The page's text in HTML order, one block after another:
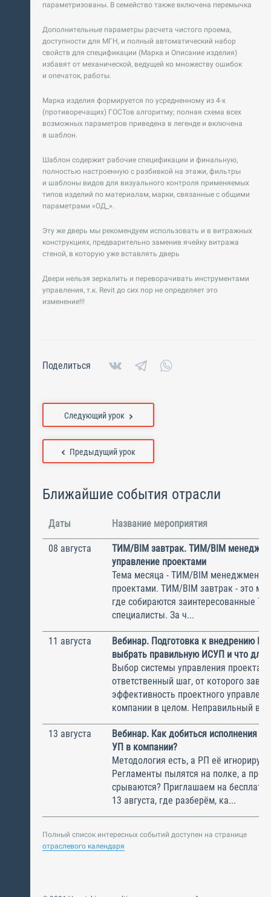
параметризованы. В семейство также включена перемычка
Дополнительные параметры расчета чистого проема,
доступности для МГН, и полный автоматический набор
свойств для спецификации (Марка и Описание изделия)
избавят от механической, ведущей ко множеству ошибок
и опечаток, работы.
Марка изделия формируется по усредненному из 4-х
(противоречащих) ГОСТов алгоритму; полная схема всех
возможных параметров приведена в легенде и включена
в шаблон.
Шаблон содержит рабочие спецификации и финальную,
полностью настроенную с разбивкой на этажи, фильтры
и шаблоны видов для визуального контроля применяемых
типов изделий по материалам, марки, связанные с общими
параметрами «ОД_».
Эту же дверь мы рекомендуем использовать и в витражных
конструкциях, предварительно заменив ячейку витража
стеной, в которую уже вставлять дверь
Двери нельзя зеркалить и переворачивать инструментами
управления, т.к. Revit до сих пор не определяет это
изменение!!!
Поделиться
Предыдущий урок
Следующий урок
Ближайшие события отрасли
Даты Название мероприятия
08 августа
ТИМ/BIM завтрак. ТИМ/BIM
управление проектами
Тема месяца - ТИМ/BIM менеджмент и
проектами. ТИМ/BIM завтрак - это
где собираются заинтересованные
специалисты. За ч...
11 августа
Вебинар. Подготовка к внедрению
выбрать правильную ИСУП и что для
Выбор системы управления
ответственный шаг, от которого
эффективность проектного
компании в целом. Неправильный
13 августа
Вебинар. Как добиться исполнения
УП в компании?
Методология есть, а РП её
Регламенты пылятся на полке, а
срываются? Приглашаем на
13 августа, где разберём, ка...
Полный список интересных событий доступен на странице
отраслевого календаря